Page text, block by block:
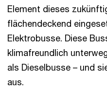
Element dieses
flächendeckend
Elektrobusse. Diese
klimafreundlich
als Dieselbusse – und
aus.